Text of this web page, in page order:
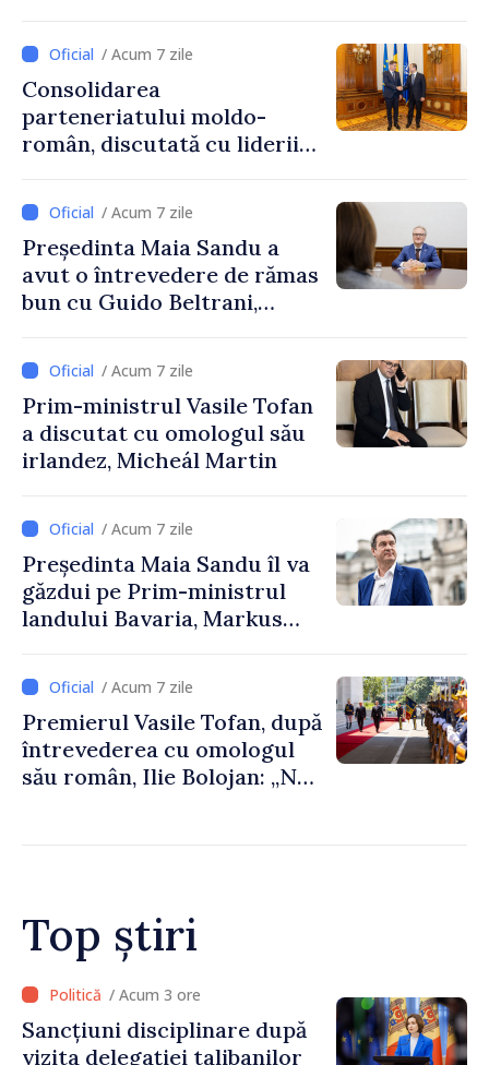
/ Acum 7 zile
Consolidarea
parteneriatului moldo-
român, discutată cu liderii
/ Acum 7 zile
Președinta Maia Sandu a
avut o întrevedere de rămas
bun cu Guido Beltrani,
Cooperare al Elveției în
Republica Moldova
/ Acum 7 zile
Prim-ministrul Vasile Tofan
a discutat cu omologul său
irlandez, Micheál Martin
/ Acum 7 zile
Președinta Maia Sandu îl va
găzdui pe Prim-ministrul
landului Bavaria, Markus
/ Acum 7 zile
Premierul Vasile Tofan, după
întrevederea cu omologul
său român, Ilie Bolojan: „Ne
pentru oameni”
Top știri
/ Acum 2 ore
Adunarea Populară a
Găgăuziei trebuie să aibă un